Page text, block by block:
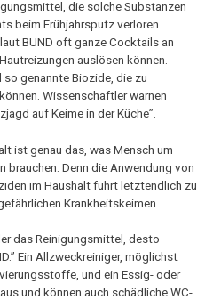
die solche Substanzen
beim Frühjahrsputz verloren.
BUND oft ganze Cocktails an
auslösen können.
genannte Biozide, die zu
Wissenschaftler warnen
auf Keime in der Küche”.
ist genau das, was Mensch um
brauchen. Denn die Anwendung von
im Haushalt führt letztendlich zu
Krankheitskeimen.
das Reinigungsmittel, desto
Ein Allzweckreiniger, möglichst
und ein Essig- oder
und können auch schädliche WC-